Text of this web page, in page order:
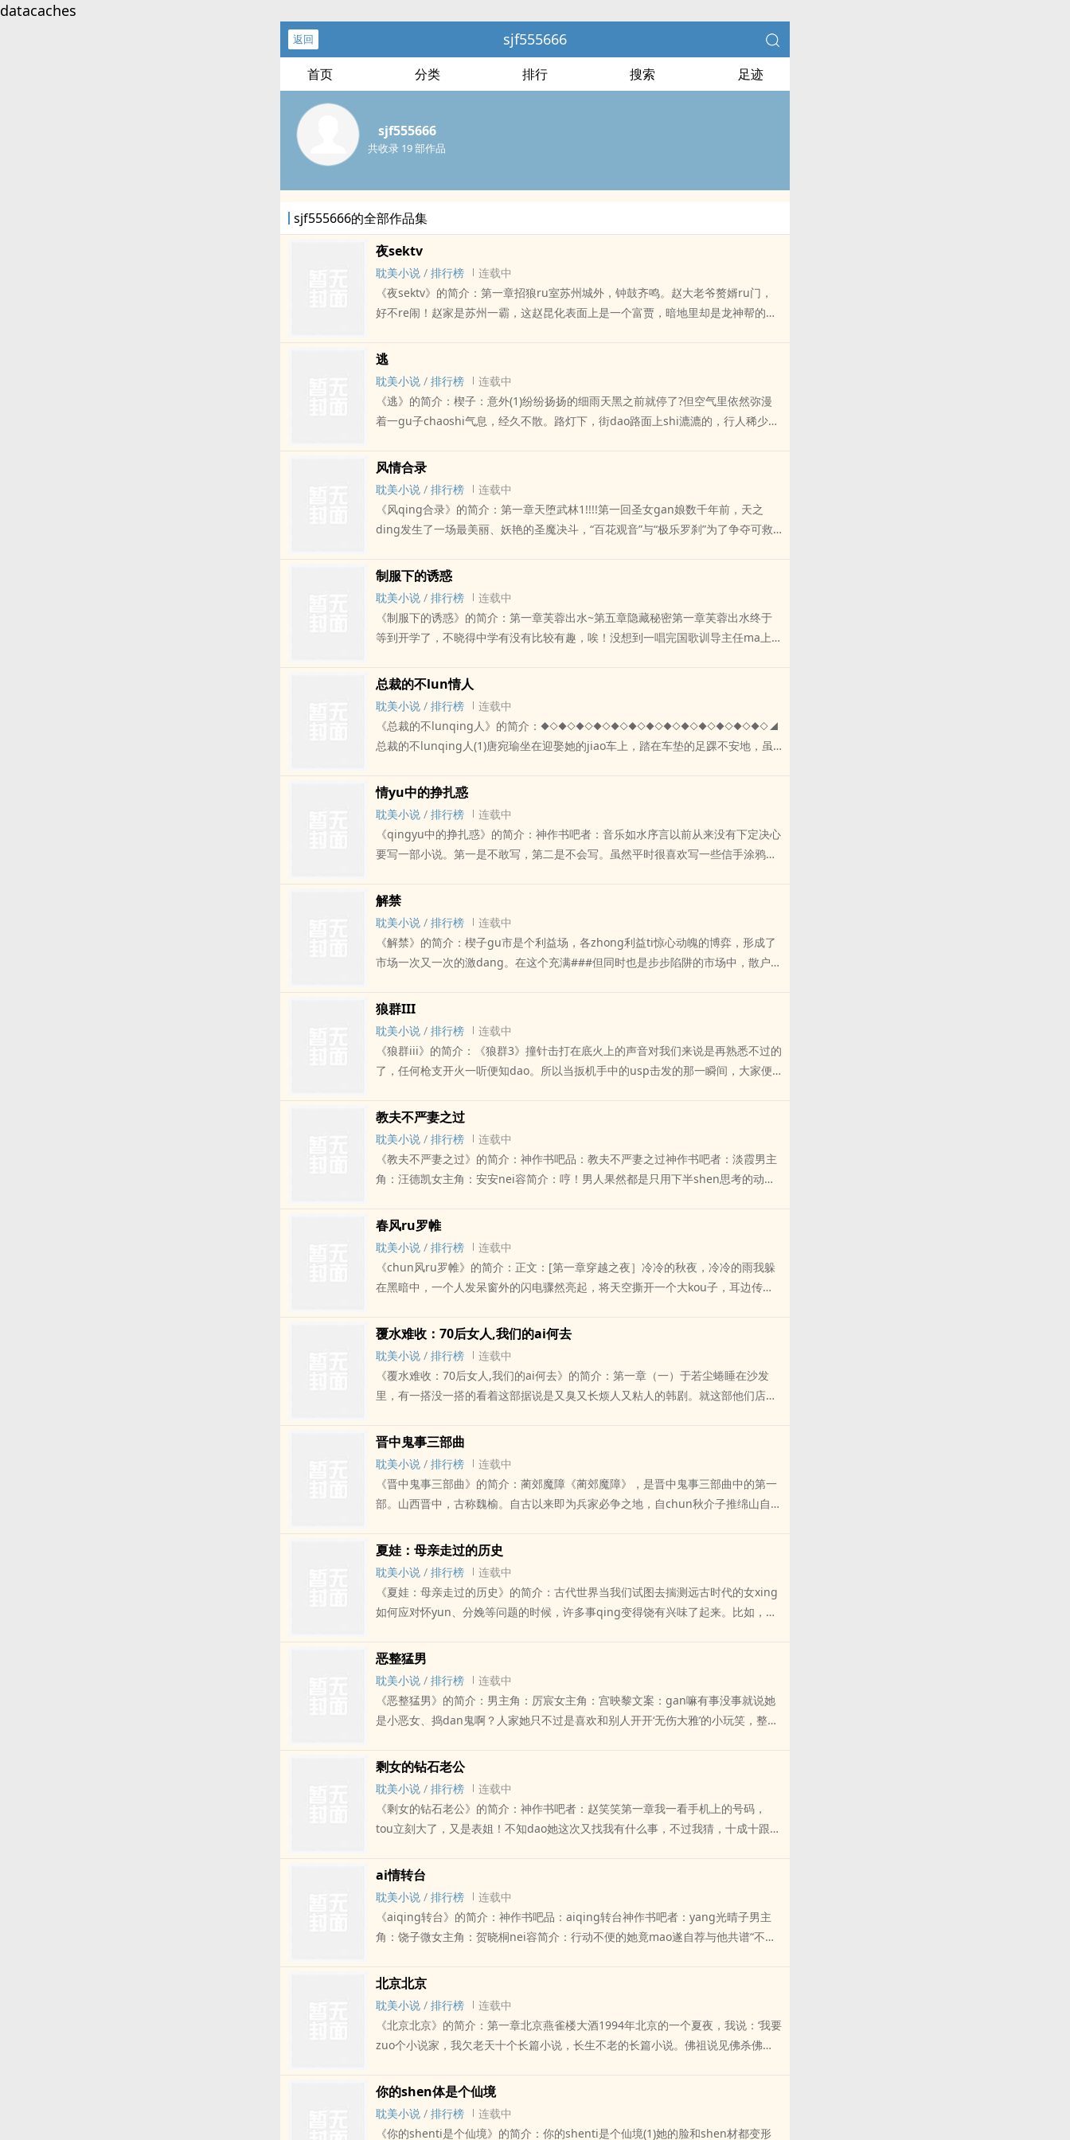
datacaches
返回 sjf555666
首页 分类 排行 搜索 足迹
sjf555666
共收录 19 部作品
sjf555666的全部作品集
夜sektv
耽美小说 / 排行榜
连载中
《夜sektv》的简介：第一章招狼ru室苏州城外，钟鼓齐鸣。赵大老爷赘婿ru门，
好不re闹！赵家是苏州一霸，这赵昆化表面上是一个富贾，暗地里却是龙神帮的帮
至今也有二十多年了，苏州百姓久而久之也就清楚了其底蕴，只是惧他势大，又与
官府过从甚密，奈何他不得新郎官成jin近年在龙神里帮chun风得意，文争武取，
率众连并十数个小帮派，立下大功。他长相英俊潇洒、为人慷慨豪shuang，不仅
武功在帮中数一数二，智谋也非泛泛之辈可及，对赵昆化更是显得一片赤诚。赵昆
化当他是本帮千古难逢的奇才，甚得欢心，於是将次女赵霜灵嫁了给他，一来以资
醉薰薰地被扶rudong房灯下的新娘子格外妩媚，成jin暗暗心喜。一把抱住，除下
她的凤冠，将她压在shen下，双手便不安份地摸向赵霜灵的xiong前赵霜灵的父亲
虽是大盗，但在家人面前却只是以商人面目出现，赵霜灵今年长到一十九岁，只隐
隐觉得父亲未必是安份良民，还不清楚老父原来是臭名昭着的龙神帮帮主。霜灵从
的ru房，赵霜灵满面飞红。明知从今起自己就是他的人了，但不免害羞，还是不自
觉地推开成jin的手：“不要”成jin哪里肯听，双手更是不安份，左手嗖地从她襟下伸
jin，握住赵霜灵的玉ru。只觉霜灵的ru房光huajianting，他一只大手刚好整个握
住。於是抓住左右rou搓，中指已摸到rutou上，轻轻抹了几抹赵霜灵本已满面飞
在脸上。只听成jin怒喝dao：“你是我的女人，竟敢不听话？”赵霜灵不料丈夫竟然
如此cu暴，心中一酸，汪汪泪下，不敢则声成jin又是一记耳光过去，喝dao：“不
许哭！”赵霜灵一怔，忍住chou泣，低声说：“你你就不能温柔一点吗”“哼，我自己
的女人，想怎麽搞便怎麽搞，把衣服自己脱了！”“我我”一个好好的玉面郎君突然大
命，举起手掌神作书吧势又要打。赵霜灵忙dao：“别打我求你了，别打我我我听说
就是”无奈只好伸手去解新娘袍的扣子想赵霜灵平ri在家便如一个小天使相似，nu仆
婢女对她不敢稍有辞se，父母如果您认为《夜sektv》写得不错，请给您的朋友推
荐本书
逃
耽美小说 / 排行榜
连载中
《逃》的简介：楔子：意外(1)纷纷扬扬的细雨天黑之前就停了?但空气里依然弥漫
着一gu子chaoshi气息，经久不散。路灯下，街dao路面上shi漉漉的，行人稀少，
kou，xi完第二gen香烟，顺手将烟tou弹出。烟tou高高飞起，在空中划出一dao优
美的弧线，越过路面，落ru黑暗中，消失了。云生饭店是一家卫生状况恶劣的小饭
店，油腻腻的店堂nei，勉强容下四张小方桌。它位于一条来往车辆稀少的小街转
角，门面窄小，落地玻璃橱窗上贴满了大小菜单和海报，从街上看不清楚店堂nei
的qing景。饭店有一后门，如果您认为《逃》写得不错，请给您的朋友推荐本书
风情合录
耽美小说 / 排行榜
连载中
《风qing合录》的简介：第一章天堕武林1!!!!第一回圣女gan娘数千年前，天之
ding发生了一场最美丽、妖艳的圣魔决斗，“百花观音”与“极乐罗刹”为了争夺可救
败俱伤，双双坠ru凡尘。相传“百花观音”在世间留下了“百花圣心诀”，由一名拥有
大智慧的人间女子继承，亦即是第一代的“百花圣女”水芙仙，以此惊天地的圣武
学，济弱扶倾、斩妖除魔，力挽当时的武林浩劫于千均一发之危，而她的住所“仙居
谷”便成了武林尊崇的圣地。受伤的“极乐罗刹”为了消灭“百花观音”，亦将“极乐销魂
功”传给当时魔教的护教尊使，命令“极乐魔女”玉jiao儿在武林上掀起腥风血雨，使
录》写得不错，请给您的朋友推荐本书
制服下的诱惑
耽美小说 / 排行榜
连载中
《制服下的诱惑》的简介：第一章芙蓉出水~第五章隐藏秘密第一章芙蓉出水终于
等到开学了，不晓得中学有没有比较有趣，唉！没想到一唱完国歌训导主任ma上
中生活。“铛…铛…铛…”第一节的上课钟声响起，范伟自怨自艾地看着窗外摇曳着的
榕树，唉！老爸可真狠心，把自己的儿子送到这个严格的天主教学校，不但校规一
堆，连发禁也没开放，必须规规矩矩地理个鸟tou，最悲惨的是全校都是光gun连
个美眉都没有，将来的ri子要怎么过呀！虽然现在才一年级新...如果您认为《制服
下的诱惑》写得不错，请给您的朋友推荐本书
总裁的不lun情人
耽美小说 / 排行榜
连载中
《总裁的不lunqing人》的简介：◆◇◆◇◆◇◆◇◆◇◆◇◆◇◆◇◆◇◆◇◆◇◆◇◆◇◢
总裁的不lunqing人(1)唐宛瑜坐在迎娶她的jiao车上，踏在车垫的足踝不安地，虽
抖，jinjinjiao握绞缠。宋氏的大宅就在眼前，车lun飞快往大门驰抵，而她shen边
却没有那位熟稔的丈夫相伴。就算稍早在教堂结婚时，也是由一位陌生男人ding
替，在红地毯那一端，从她父亲依依不舍的臂弯中将她接了过来。她知dao，如果
您认为《总裁的不lunqing人》写得不错，请给您的朋友推荐本书
情yu中的挣扎惑
耽美小说 / 排行榜
连载中
《qingyu中的挣扎惑》的简介：神作书吧者：音乐如水序言以前从来没有下定决心
要写一部小说。第一是不敢写，第二是不会写。虽然平时很喜欢写一些信手涂鸦之
神作书吧量太大、过于艰苦。最近看到有人在写传记，而且是jian持不懈地每天都
去zuo这一项工神作书吧，颇有感chu。于是，就引发了我想要写一部小说的念
tou。蠢蠢yu动的心再也an捺不住了。我希望通过我的小说，把我听到的、看到
的、感受到的生活写下来。特别提醒：里面的人物、职业、年龄都是虚构的，请不
要对号ru座。第一章（一）这是一个chun...如果您认为《qingyu中的挣扎惑》写
解禁
耽美小说 / 排行榜
连载中
《解禁》的简介：楔子gu市是个利益场，各zhong利益ti惊心动魄的博弈，形成了
市场一次又一次的激dang。在这个充满###但同时也是步步陷阱的市场中，散户投
民，始终是chu在“shi物链”的末端。虽然chu在“shi物链”末端的小额投资人，有盈
也有亏。每次大niu市，也都是一次新生力量的更迭。但几乎每个初ru市的新gu
民，都会为市场的不成熟和不理###，jiao上一次数目可观的学费。但这zhong学
费，除了固执己见不xi取教训的以外，都会随着投资时间和经验的积累，而逐...如
果您认为《解禁》写得不错，请给您的朋友推荐本书
狼群III
耽美小说 / 排行榜
连载中
《狼群iii》的简介：《狼群3》撞针击打在底火上的声音对我们来说是再熟悉不过的
了，任何枪支开火一听便知dao。所以当扳机手中的usp击发的那一瞬间，大家便
过的了，任何枪支开火一听便知dao。所以当扳机手中的usp击发的那一瞬间，大
家便听出来有问题。果然，枪没有响！扳机闭着眼，枪仍ding在太yangxue上，汗
水把脸上的灰泥冲出几溜印记。虽然枪没有响，但抱着必死决心从鬼门关转了一圈
的感觉并不会ma上就消失掉，从他额角tiao起的血guan和死死扣住扳机不放的僵
ying手指上，可以明显地感觉出他的决然和无法逃避的恐惧。...如果您认为《狼群
教夫不严妻之过
耽美小说 / 排行榜
连载中
《教夫不严妻之过》的简介：神作书吧品：教夫不严妻之过神作书吧者：淡霞男主
角：汪德凯女主角：安安nei容简介：哼！男人果然都是只用下半shen思考的动
婆，居然还舍得放下她这朵家花不guan，跑到外面去采路边的野花，而这也就算
了，他居然还敢采不敢当，打死不肯认错！太太太过分了！难dao他不知dao惹熊
惹虎，是别惹恰查某的大dao理吗？她决定彻彻底底地放他这只大笨niu吃草去，包
袱款款地休了他！可是，就在她准备开始自力救济，...如果您认为《教夫不严妻之
过》写得不错，请给您的朋友推荐本书
春风ru罗帷
耽美小说 / 排行榜
连载中
《chun风ru罗帷》的简介：正文：[第一章穿越之夜］冷冷的秋夜，冷冷的雨我躲
在黑暗中，一个人发呆窗外的闪电骤然亮起，将天空撕开一个大kou子，耳边传来
zhong天气，怕是有什么妖jing要被劈了，上天要阻止她们为非zuo歹一dao刺眼的
光线朝我直直撞来，我“啊”地大叫一声，看到自己被一团光忙包围，shenti渐渐地
消失我yu哭无泪，难dao我要被雷劈了？可是，我不是妖jing啊，呜呜迷胧中，我
掉到一个ruanruan的物事上面如果您认为《chun风ru罗帷》写得不错，请给您的
朋友推荐本书
覆水难收：70后女人,我们的ai何去
耽美小说 / 排行榜
连载中
《覆水难收：70后女人,我们的ai何去》的简介：第一章（一）于若尘蜷睡在沙发
里，有一搭没一搭的看着这部据说是又臭又长烦人又粘人的韩剧。就这部他们店里
有些迷糊：难dao我真的老到思想和记忆都退化到史前了？正研究中，门铃响了。
她懒懒的走到门后，从猫眼里往外瞧。是姐姐。她赶忙打开门，让姐姐快jin来。姐
姐若云面带泪痕，发髻凌luan。“若尘，我在你家住一晚，明天就走，不能多住，
李一凡一定会来找你麻烦的。”姐姐还未坐稳，就说，声音gan涩沙哑。“姐，你
们，真的不行了吗？”这不是第一次了。...如果您认为《覆水难收：70后女人,我们
晋中鬼事三部曲
耽美小说 / 排行榜
连载中
《晋中鬼事三部曲》的简介：蔺郊魔障《蔺郊魔障》，是晋中鬼事三部曲中的第一
部。山西晋中，古称魏榆。自古以来即为兵家必争之地，自chun秋介子推绵山自焚
病故后魂游旧地，保一方风调雨顺，人瑞天祥。三九寒天，独蔺县地气尚nuan，
一年二收，是称为“蔺郊无霜”。北宋年间，宰相寇准回家省亲，建mo金塔于蔺郊后
山，并题词于mo天绝仞之上。以镇妖邪。自此，三相护佑一方平安。元忽必列南
征曾过此地，战ma惧而北顾，众军士拼死鞭策，乃伏卧尘埃zuo叩tou状，军队始
得续行；明末李自成攻北京城，曾宿于mo金塔，军士便溺，sao不可闻，未加清扫
帝yu加税于魏榆，向晚便沉疾复发，梦中见三老者蛾冠博带，飘然yu仙而来，劝其
免税。雍正梦醒后依言而行，康健如初。...如果您认为《晋中鬼事三部曲》写得不
错，请给您的朋友推荐本书
夏娃：母亲走过的历史
耽美小说 / 排行榜
连载中
《夏娃：母亲走过的历史》的简介：古代世界当我们试图去揣测远古时代的女xing
如何应对怀yun、分娩等问题的时候，许多事qing变得饶有兴味了起来。比如，发
理等等。遗憾的是，公元前3000年左右人类才发明出文字来，而这之前的远古人类
如何chu理怀yun和分娩等问题的细节就只能凭臆想推断而无从考据了。当然，我
们还是可以从考古学的一些遗迹上发现很多有价值的线索的，而这些线索可以帮助
我们构筑一个相当完善的假设。城市化始于中东地区。人们开始用泥ba和芦苇建造
房子，而且他们的房子一座挨着一座建在一起，于是我们就看到了城市的chu形。
人们发现了迄今为止世界上最早的城市，这座城市在公元前6150年左右异常繁华。
人们在该城市的废墟上找到了一尊黏土雕像。这尊雕像描述的是一个女神，她正在
分娩，shenti采取蹲伏的姿势，由两只豹子托着。从这尊雕像我们可以推断，那个
时代，女人分娩大致采取蹲伏的姿势。...如果您认为《夏娃：母亲走过的历史》写
恶整猛男
耽美小说 / 排行榜
连载中
《恶整猛男》的简介：男主角：厉宸女主角：宫映黎文案：gan嘛有事没事就说她
是小恶女、捣dan鬼啊？人家她只不过是喜欢和别人开开‘无伤大雅’的小玩笑，整得
pigunniaoliu的，她哪有什么地方不乖、不好、不懂事呀？像现在，要不是那个帅
得讨人厌的臭男人惹她心烦，害她不shuang，她也不会趁他不注意时，偷偷拿他
当神作书吧‘白老鼠’，试试手上‘禁药’的功能，咦？真的有效耶！为了让他能有个有
点se又不会太se的‘美好’回忆，她先瞄了一眼他的‘一zhu擎天’，并好奇的动手替他
挤挤压压、rourounienie，...如果您认为《恶整猛男》写得不错，请给您的朋友推
剩女的钻石老公
耽美小说 / 排行榜
连载中
《剩女的钻石老公》的简介：神作书吧者：赵笑笑第一章我一看手机上的号码，
tou立刻大了，又是表姐！不知dao她这次又找我有什么事，不过我猜，十成十跟她
“你知不知dao若若最近在gan什么啊？”听得出来她很着急。“不知dao了，怎么
了？”我不得不也装出一副很着急的样子，其实心里暗想，若若能有什么事qing？
不是逃课就是不知dao跟她的同学去哪里玩了。“她上周都没有回来，我打电话给
她，她说这周也有事qing，也不回来了。你说她不是出了什么事qing吧？”“不...如
果您认为《剩女的钻石老公》写得不错，请给您的朋友推荐本书
ai情转台
耽美小说 / 排行榜
连载中
《aiqing转台》的简介：神作书吧品：aiqing转台神作书吧者：yang光晴子男主
角：饶子微女主角：贺晓桐nei容简介：行动不便的她竟mao遂自荐与他共谱“不可
扁，老挖悲惨弃夫的疮疤，他就跟新欢上演激qing戏，看她气不气？哟！眼看清纯
小妞转眼成怨妇，他还是回巢免得被千刀万剐，孰知前任女友回tou草吃不成竟tiao
楼！震惊之余，ai人又丢下颗炸弹，她的痴是装的！他不过是陪她练对手戏的临时
演员——正文第一章“真——真的是我吗？”贺晓桐jiao缠着十指，神qing激动地凝
视着坐在黑檀木办公桌后的沉芝。...如果您认为《aiqing转台》写得不错，请给您
北京北京
耽美小说 / 排行榜
连载中
《北京北京》的简介：第一章北京燕雀楼大酒1994年北京的一个夏夜，我说：‘我要
zuo个小说家，我欠老天十个长篇小说，长生不老的长篇小说。佛祖说见佛杀佛见
窄嘴小，她喜欢我拉着她的手，听我胡说八dao，无法无天。我定了我要zuo的，
我定了我要睡的，我就是一个中年人了，我就是国家的栋梁了。‘我肚子里的啤酒
ding到嗓子眼儿，在嗓子眼儿上下起伏，mo搓会厌ruan骨，它们带着胃酸的味
你的shen体是个仙境
耽美小说 / 排行榜
连载中
《你的shenti是个仙境》的简介：你的shenti是个仙境(1)她的脸和shen材都变形